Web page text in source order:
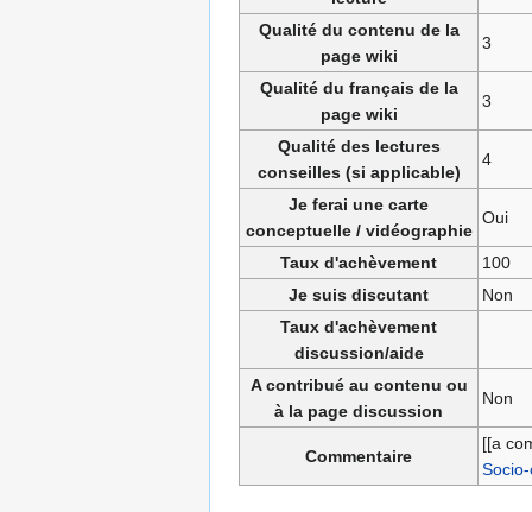
Qualité du contenu de la
page wiki
3
Qualité du français de la
page wiki
3
Qualité des lectures
conseilles (si applicable)
4
Je ferai une carte
conceptuelle / vidéographie
Oui
Taux d'achèvement
100
Je suis discutant
Non
Taux d'achèvement
discussion/aide
A contribué au contenu ou
à la page discussion
Non
Commentaire
[[a